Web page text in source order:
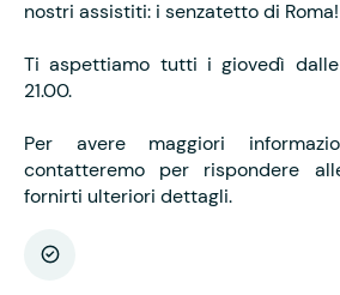
nostri assistiti: i senzatetto di Roma!
Ti aspettiamo tutti i giovedì
21.00.
Per avere maggiori
contatteremo per rispondere
fornirti ulteriori dettagli.